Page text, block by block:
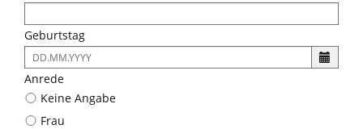
Geburtstag
Es
ist
folgendes
Eingabeformat
gefordert:
Anrede
Keine Angabe
Frau